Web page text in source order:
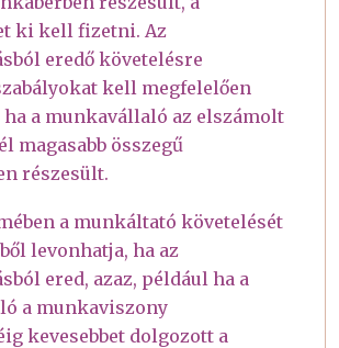
ki kell fizetni. Az
eredő követelésre
kell megfelelően
a munkavállaló az elszámolt
magasabb összegű
részesült.
a munkáltató követelését
levonhatja, ha az
ered, azaz, például ha a
a munkaviszony
kevesebbet dolgozott a